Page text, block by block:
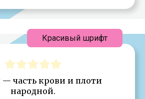
— часть крови и плоти
народной.
Красивый шрифт